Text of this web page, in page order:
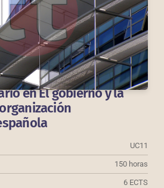
en El gobierno y la
UC11
150 horas
6 ECTS